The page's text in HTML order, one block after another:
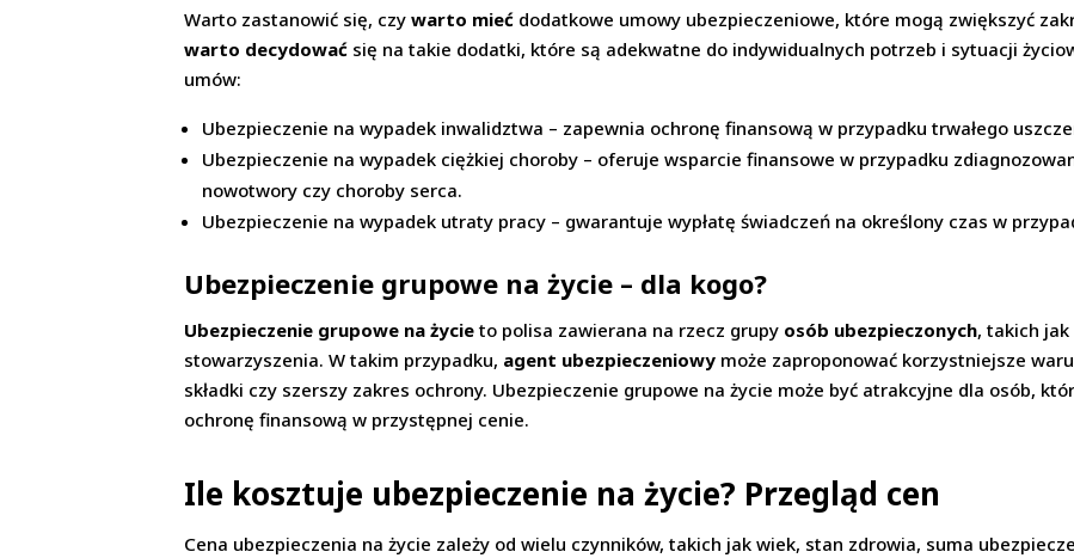
Warto zastanowić się, czywarto mieć dodatkowe umowy ubezpieczeniowe, które mogą zwiększyć
warto decydować się na takie dodatki, które są adekwatne do indywidualnych potrzeb i sytuacji
umów:
Ubezpieczenie na wypadek inwalidztwa – zapewnia ochronę finansową w przypadku trwałego
Ubezpieczenie na wypadek ciężkiej choroby – oferuje wsparcie finansowe w przypadku
nowotwory czy choroby serca.
Ubezpieczenie na wypadek utraty pracy – gwarantuje wypłatę świadczeń na określony czas w
Ubezpieczenie grupowe na życie – dla kogo?
Ubezpieczenie grupowe na życie to polisa zawierana na rzecz grupy osób ubezpieczonych, takich
stowarzyszenia. W takim przypadku, agent ubezpieczeniowy może zaproponować korzystniejsze
składki czy szerszy zakres ochrony. Ubezpieczenie grupowe na życie może być atrakcyjne dla osób,
ochronę finansową w przystępnej cenie.
Ile kosztuje ubezpieczenie na życie? Przegląd cen
Cena ubezpieczenia na życie zależy od wielu czynników, takich jak wiek, stan zdrowia, suma